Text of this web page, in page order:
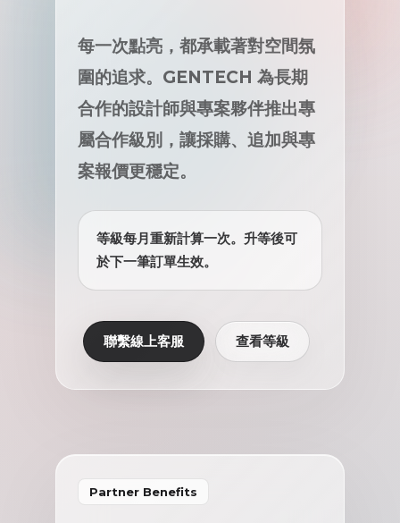
每一次點亮，都承載著對空間氛
圍的追求。GENTECH 為長期
合作的設計師與專案夥伴推出專
屬合作級別，讓採購、追加與專
案報價更穩定。
等級每月重新計算一次。升等後可
於下一筆訂單生效。
聯繫線上客服 查看等級
Partner Benefits